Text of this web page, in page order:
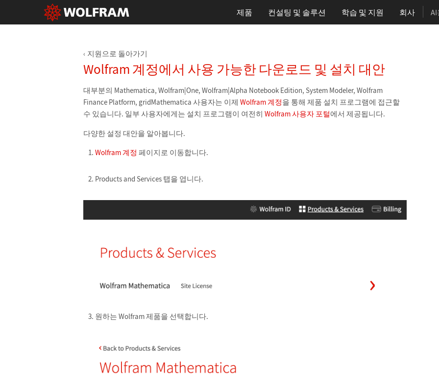
제품 컨설팅 및 솔루션 학습 및 지원 회사
지원으로 돌아가기
Wolfram 계정에서 사용 가능한 다운로드 및 설치 대안
대부분의 Mathematica, Wolfram|One, Wolfram|Alpha Notebook Edition, System Modeler, Wolfram
Finance Platform, gridMathematica 사용자는 이제 Wolfram 계정을 통해 제품 설치 프로그램에 접근할
수 있습니다. 일부 사용자에게는 설치 프로그램이 여전히 Wolfram 사용자 포털에서 제공됩니다.
다양한 설정 대안을 알아봅니다.
Wolfram 계정 페이지로 이동합니다.
Products and Services 탭을 엽니다.
원하는 Wolfram 제품을 선택합니다.